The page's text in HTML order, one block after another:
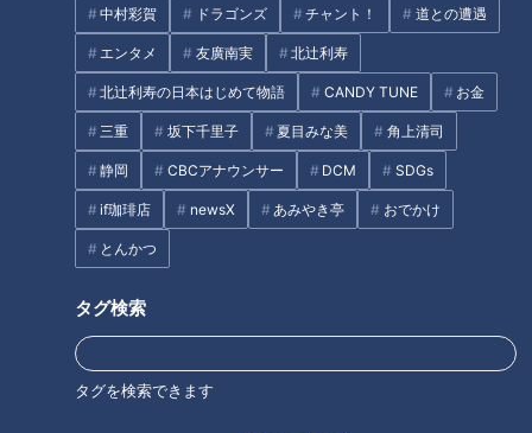
中村彩賀 ドラゴンズ チャント！ 道との遭遇
エンタメ 友廣南実 北辻利寿
北辻利寿の日本はじめて物語 CANDY TUNE お金
三重 坂下千里子 夏目みな美 角上清司
静岡 CBCアナウンサー DCM SDGs
if珈琲店 newsX あみやき亭 おでかけ
とんかつ
タグ検索
タグを検索できます
けていたのだが…。シーズン途中で日本を離れるのは本当に寂
しい。願うはまたいつかドラゴンズのユニホームを着るために
日本へ戻ってきてもらうこと。その時は選手ではなく指導者と
して。きっと彼の笑顔がチームを再生してくれるはず。早くそ
の日が来ることを待ち望んでいる。
さて今回のサンドラは高橋宏斗投手（※「高」は「はしごだ
か」）の特集。チーム同様なかなか調子が上がってこない若き
エースが苦悩、葛藤する胸中を激白した。
自分の役割はチームを勝たせること